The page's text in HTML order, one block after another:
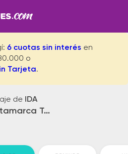
6 cuotas sin interés en
o
Tarjeta.
de IDA
Catamarca Terminal